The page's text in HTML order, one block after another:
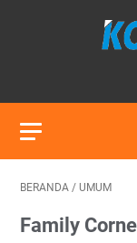
BERANDA / UMUM
Family